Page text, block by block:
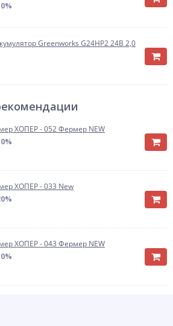
Greenworks G24HP2 24B 2,0
ХОПЕР - 052 Фермер NEW
ХОПЕР - 033 New
ХОПЕР - 043 Фермер NEW